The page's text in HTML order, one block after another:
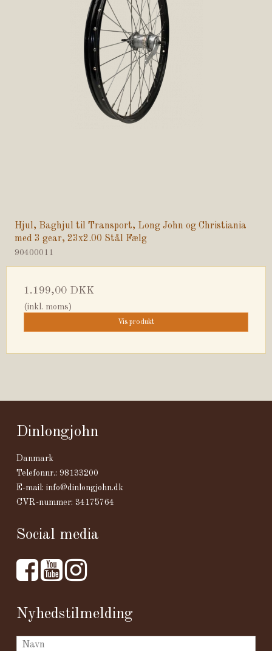
Hjul, Baghjul til Transport, Long John og Christiania
med 3 gear, 23x2.00 Stål Fælg
90400011
1.199,00 DKK
(inkl. moms)
Vis produkt
Dinlongjohn
Danmark
Telefonnr.: 98133200
E-mail: info@dinlongjohn.dk
CVR-nummer: 34175764
Social media
Nyhedstilmelding